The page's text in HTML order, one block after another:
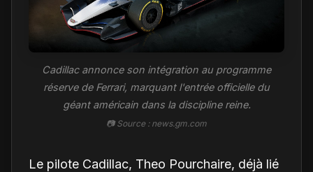
Cadillac annonce son intégration au programme
réserve de Ferrari, marquant l'entrée officielle du
géant américain dans la discipline reine.
📷 Source : news.gm.com
Le pilote Cadillac, Theo Pourchaire, déjà lié